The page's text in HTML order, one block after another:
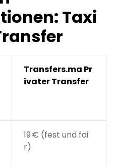
Taxi
Transfers.ma Pr
ivater Transfer
19 € (fest und fai
r)